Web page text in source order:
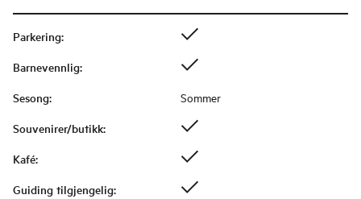
Parkering:
Barnevennlig:
Sesong: Sommer
Souvenirer/butikk:
Kafé:
Guiding tilgjengelig: